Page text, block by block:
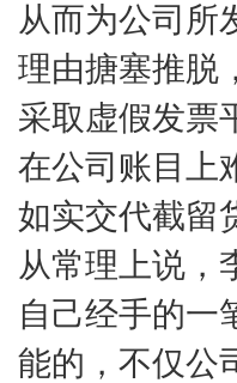
从而为公司所
理由搪塞推脱
采取虚假发票
在公司账目上
如实交代截留
从常理上说，
自己经手的一
能的，不仅公